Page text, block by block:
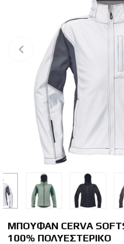
ΜΠΟΥΦΑΝ CERVA
100% ΠΟΛΥΕΣΤΕΡΙΚΟ